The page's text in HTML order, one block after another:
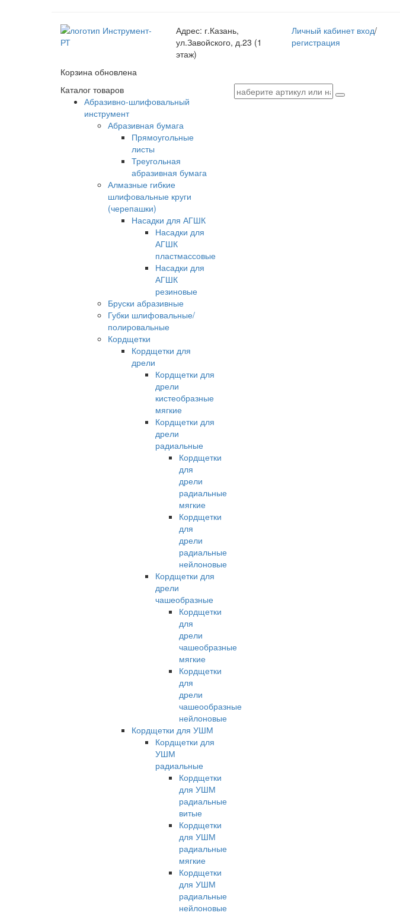
Адрес: г.Казань,
ул.Завойского, д.23 (1
этаж)
Личный кабинет вход/
регистрация
Корзина обновлена
Каталог товаров
Абразивно-шлифовальный
инструмент
Абразивная бумага
Прямоугольные
листы
Треугольная
абразивная бумага
Алмазные гибкие
шлифовальные круги
(черепашки)
Насадки для АГШК
Насадки для
АГШК
пластмассовые
Насадки для
АГШК
резиновые
Бруски абразивные
Губки шлифовальные/
полировальные
Кордщетки
Кордщетки для
дрели
Кордщетки для
дрели
кистеобразные
мягкие
Кордщетки для
дрели
радиальные
Кордщетки
для
дрели
радиальные
мягкие
Кордщетки
для
дрели
радиальные
нейлоновые
Кордщетки для
дрели
чашеобразные
Кордщетки
для
дрели
чашеобразные
мягкие
Кордщетки
для
дрели
чашеообразные
нейлоновые
Кордщетки для УШМ
Кордщетки для
УШМ
радиальные
Кордщетки
для УШМ
радиальные
витые
Кордщетки
для УШМ
радиальные
мягкие
Кордщетки
для УШМ
радиальные
нейлоновые